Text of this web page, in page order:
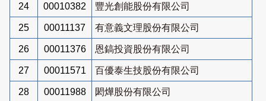
24 00010382 豐光創能股份有限公司
25 00011137 有意義文理股份有限公司
26 00011376 恩鎬投資股份有限公司
27 00011571 百優泰生技股份有限公司
28 00011988 閎燁股份有限公司